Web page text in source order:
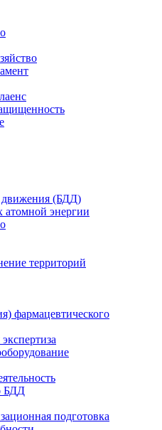
движения (БДД)
атомной энергии
территорий
фармацевтического
БДД
подготовка